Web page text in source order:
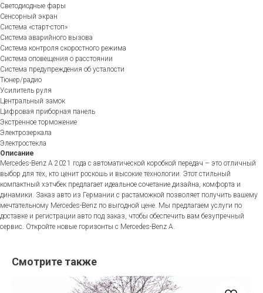
Светодиодные фары
Сенсорный экран
Система «старт-стоп»
Система аварийного вызова
Система контроля скоростного режима
Система оповещения о расстоянии
Система предупреждения об усталости
Тюнер/радио
Усилитель руля
Центральный замок
Цифровая приборная панель
Экстренное торможение
Электрозеркала
Электростекла
Описание
Mercedes-Benz A 2021 года с автоматической коробкой передач – это отличный
выбор для тех, кто ценит роскошь и высокие технологии. Этот стильный
компактный хэтчбек предлагает идеальное сочетание дизайна, комфорта и
динамики. Заказ авто из Германии с растаможкой позволяет получить вашему
мечтательному Mercedes-Benz по выгодной цене. Мы предлагаем услуги по
доставке и регистрации авто под заказ, чтобы обеспечить вам безупречный
сервис. Откройте новые горизонты с Mercedes-Benz A.
Смотрите также